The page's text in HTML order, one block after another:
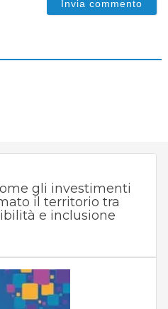
gli investimenti
il territorio tra
e inclusione